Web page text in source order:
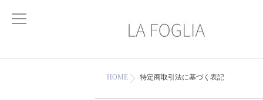
HOME 特定商取引法に基づく表記